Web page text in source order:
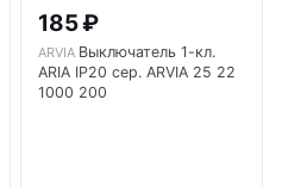
185 ₽
ARVIA Выключатель 1-кл.
ARIA IP20 сер. ARVIA 25 22
1000 200